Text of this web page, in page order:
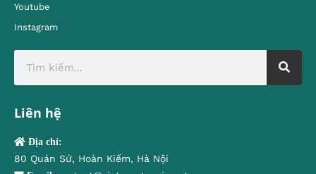
Youtube
Instagram
Liên hệ
Địa chỉ:
80 Quán Sứ, Hoàn Kiếm, Hà Nội